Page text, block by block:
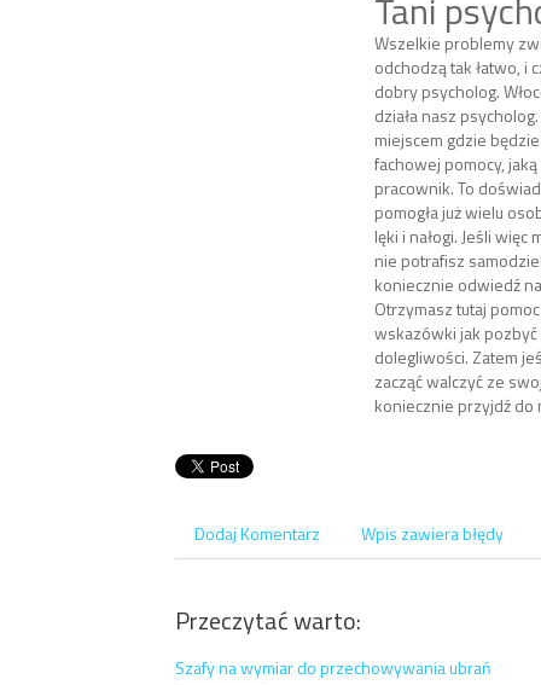
Wszelkie problemy
odchodzą tak łatwo, i
dobry psycholog.
działa nasz
miejscem gdzie
fachowej pomocy,
pracownik. To
pomogła już wielu
lęki i nałogi. Jeśli
nie potrafisz
koniecznie odwiedź
Otrzymasz tutaj
wskazówki jak
dolegliwości. Zatem
zacząć walczyć ze
koniecznie przyjdź do
Dodaj Komentarz Wpis zawiera błędy
Przeczytać warto:
Szafy na wymiar do przechowywania ubrań